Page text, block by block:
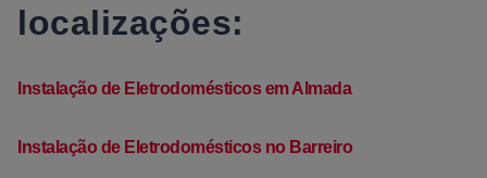
localizações:
Instalação de Eletrodomésticos em Almada
Instalação de Eletrodomésticos no Barreiro